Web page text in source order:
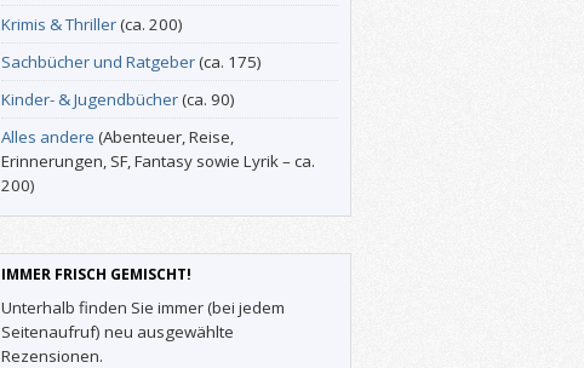
Krimis & Thriller(ca. 200)
Sachbücher und Ratgeber(ca. 175)
Kinder- & Jugendbücher(ca. 90)
Alles andere (Abenteuer, Reise,
Erinnerungen, SF, Fantasy sowie Lyrik – ca.
200)
IMMER FRISCH GEMISCHT!
Unterhalb finden Sie immer (bei jedem
Seitenaufruf) neu ausgewählte
Rezensionen.